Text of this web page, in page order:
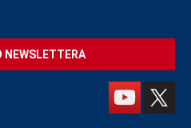
NEWSLETTERA